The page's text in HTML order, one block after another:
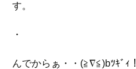
す。
・
んでからぁ・・(≧∇≦)bﾂｷﾞｨ！